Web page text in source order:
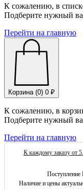
К сожалению, в
Подберите нужный
Перейти на главную
Корзина (0) 0 ₽
К сожалению, в
Подберите нужный
Перейти на главную
К каждому заказу от
Поступление
Наличие и цены